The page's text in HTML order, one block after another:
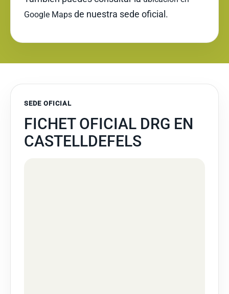
Google Maps de nuestra sede oficial.
SEDE OFICIAL
FICHET OFICIAL DRG EN
CASTELLDEFELS